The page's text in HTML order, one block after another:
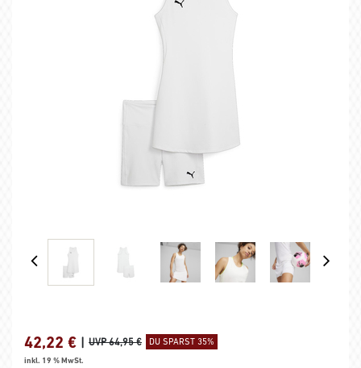
42,22 € | UVP 64,95 € DU SPARST 35%
inkl. 19 % MwSt.